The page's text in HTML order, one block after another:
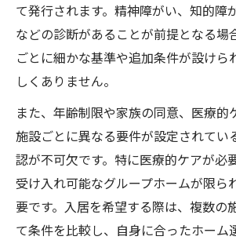
て発行されます。精神障がい、知的障
などの診断があることが前提となる場
ごとに細かな基準や追加条件が設けら
しくありません。
また、年齢制限や家族の同意、医療的
施設ごとに異なる要件が設定されてい
認が不可欠です。特に医療的ケアが必
受け入れ可能なグループホームが限ら
要です。入居を希望する際は、複数の
て条件を比較し、自身に合ったホーム